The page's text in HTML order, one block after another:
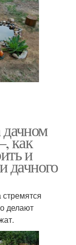
дачном
как
и
дачного
делают